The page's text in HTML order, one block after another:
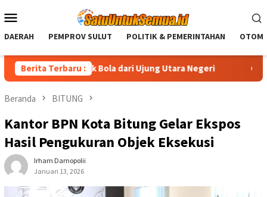
ke
Mobile
DAERAH PEMPROV SULUT POLITIK & PEMERINTAHAN
Berita Terbaru :
Jiwa Sepak Bola dari Ujung Utara Negeri CEP
Beranda BITUNG
Kantor BPN Kota Bitung Gelar Ekspos
Hasil Pengukuran Objek Eksekusi
Irham Damopolii
Januari 13, 2026